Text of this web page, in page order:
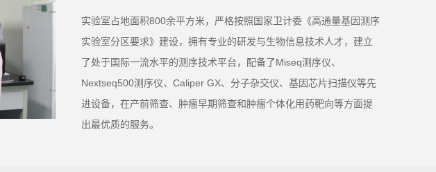
实验室占地面积800余平方米，严格按照国家卫计委《高通量基因测序
实验室分区要求》建设，拥有专业的研发与生物信息技术人才，建立
了处于国际一流水平的测序技术平台，配备了Miseq测序仪、
Nextseq500测序仪、Caliper GX、分子杂交仪、基因芯片扫描仪等先
进设备，在产前筛查、肿瘤早期筛查和肿瘤个体化用药靶向等方面提
出最优质的服务。